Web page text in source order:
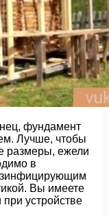
фундамент
Лучше, чтобы
размеры, ежели
в
Вы имеете
устройстве